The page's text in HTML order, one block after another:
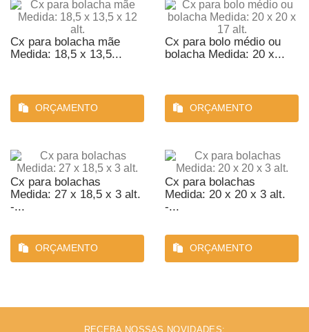
Cx para bolacha mãe
Medida: 18,5 x 13,5...
ORÇAMENTO
Cx para bolo médio ou
bolacha Medida: 20 x...
ORÇAMENTO
Cx para bolachas
Medida: 27 x 18,5 x 3 alt.
-...
ORÇAMENTO
Cx para bolachas
Medida: 20 x 20 x 3 alt.
-...
ORÇAMENTO
RECEBA NOSSAS NOVIDADES: